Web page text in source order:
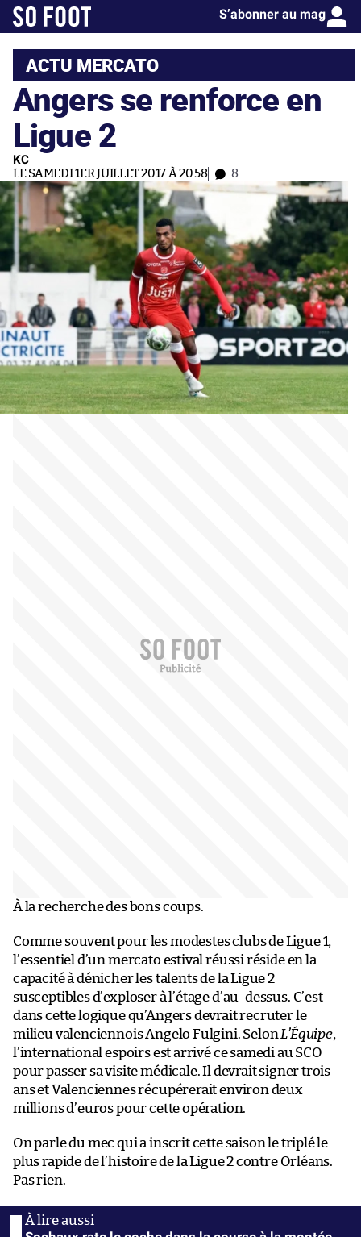
S’abonner au mag
ACTU MERCATO
Angers se renforce en
Ligue 2
KC
LE SAMEDI 1ER JUILLET 2017 À 20:58 8
À la recherche des bons coups.
Comme souvent pour les modestes clubs de Ligue 1,
l’essentiel d’un mercato estival réussi réside en la
capacité à dénicher les talents de la Ligue 2
susceptibles d’exploser à l’étage d’au-dessus. C’est
dans cette logique qu’Angers devrait recruter le
milieu valenciennois Angelo Fulgini. Selon L’Équipe,
l’international espoirs est arrivé ce samedi au SCO
pour passer sa visite médicale. Il devrait signer trois
ans et Valenciennes récupérerait environ deux
millions d’euros pour cette opération.
On parle du mec qui a inscrit cette saison le triplé le
plus rapide de l’histoire de la Ligue 2 contre Orléans.
Pas rien.